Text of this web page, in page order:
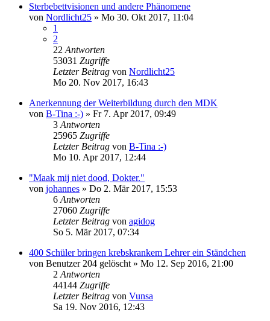
Sterbebettvisionen und andere Phänomene
von Nordlicht25 » Mo 30. Okt 2017, 11:04
1
2
22 Antworten
53031 Zugriffe
Letzter Beitrag von Nordlicht25
Mo 20. Nov 2017, 16:43
Anerkennung der Weiterbildung durch den MDK
von B-Tina :-) » Fr 7. Apr 2017, 09:49
3 Antworten
25965 Zugriffe
Letzter Beitrag von B-Tina :-)
Mo 10. Apr 2017, 12:44
"Maak mij niet dood, Dokter."
von johannes » Do 2. Mär 2017, 15:53
6 Antworten
27060 Zugriffe
Letzter Beitrag von agidog
So 5. Mär 2017, 07:34
400 Schüler bringen krebskrankem Lehrer ein Ständchen
von Benutzer 204 gelöscht » Mo 12. Sep 2016, 21:00
2 Antworten
44144 Zugriffe
Letzter Beitrag von Vunsa
Sa 19. Nov 2016, 12:43